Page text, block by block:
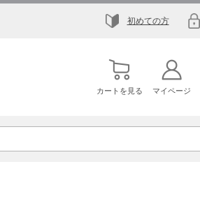
初めての方
カートを見る マイページ